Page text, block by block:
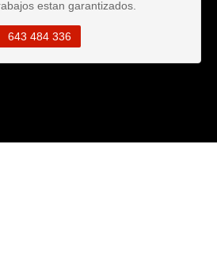
estan garantizados.
643 484 336